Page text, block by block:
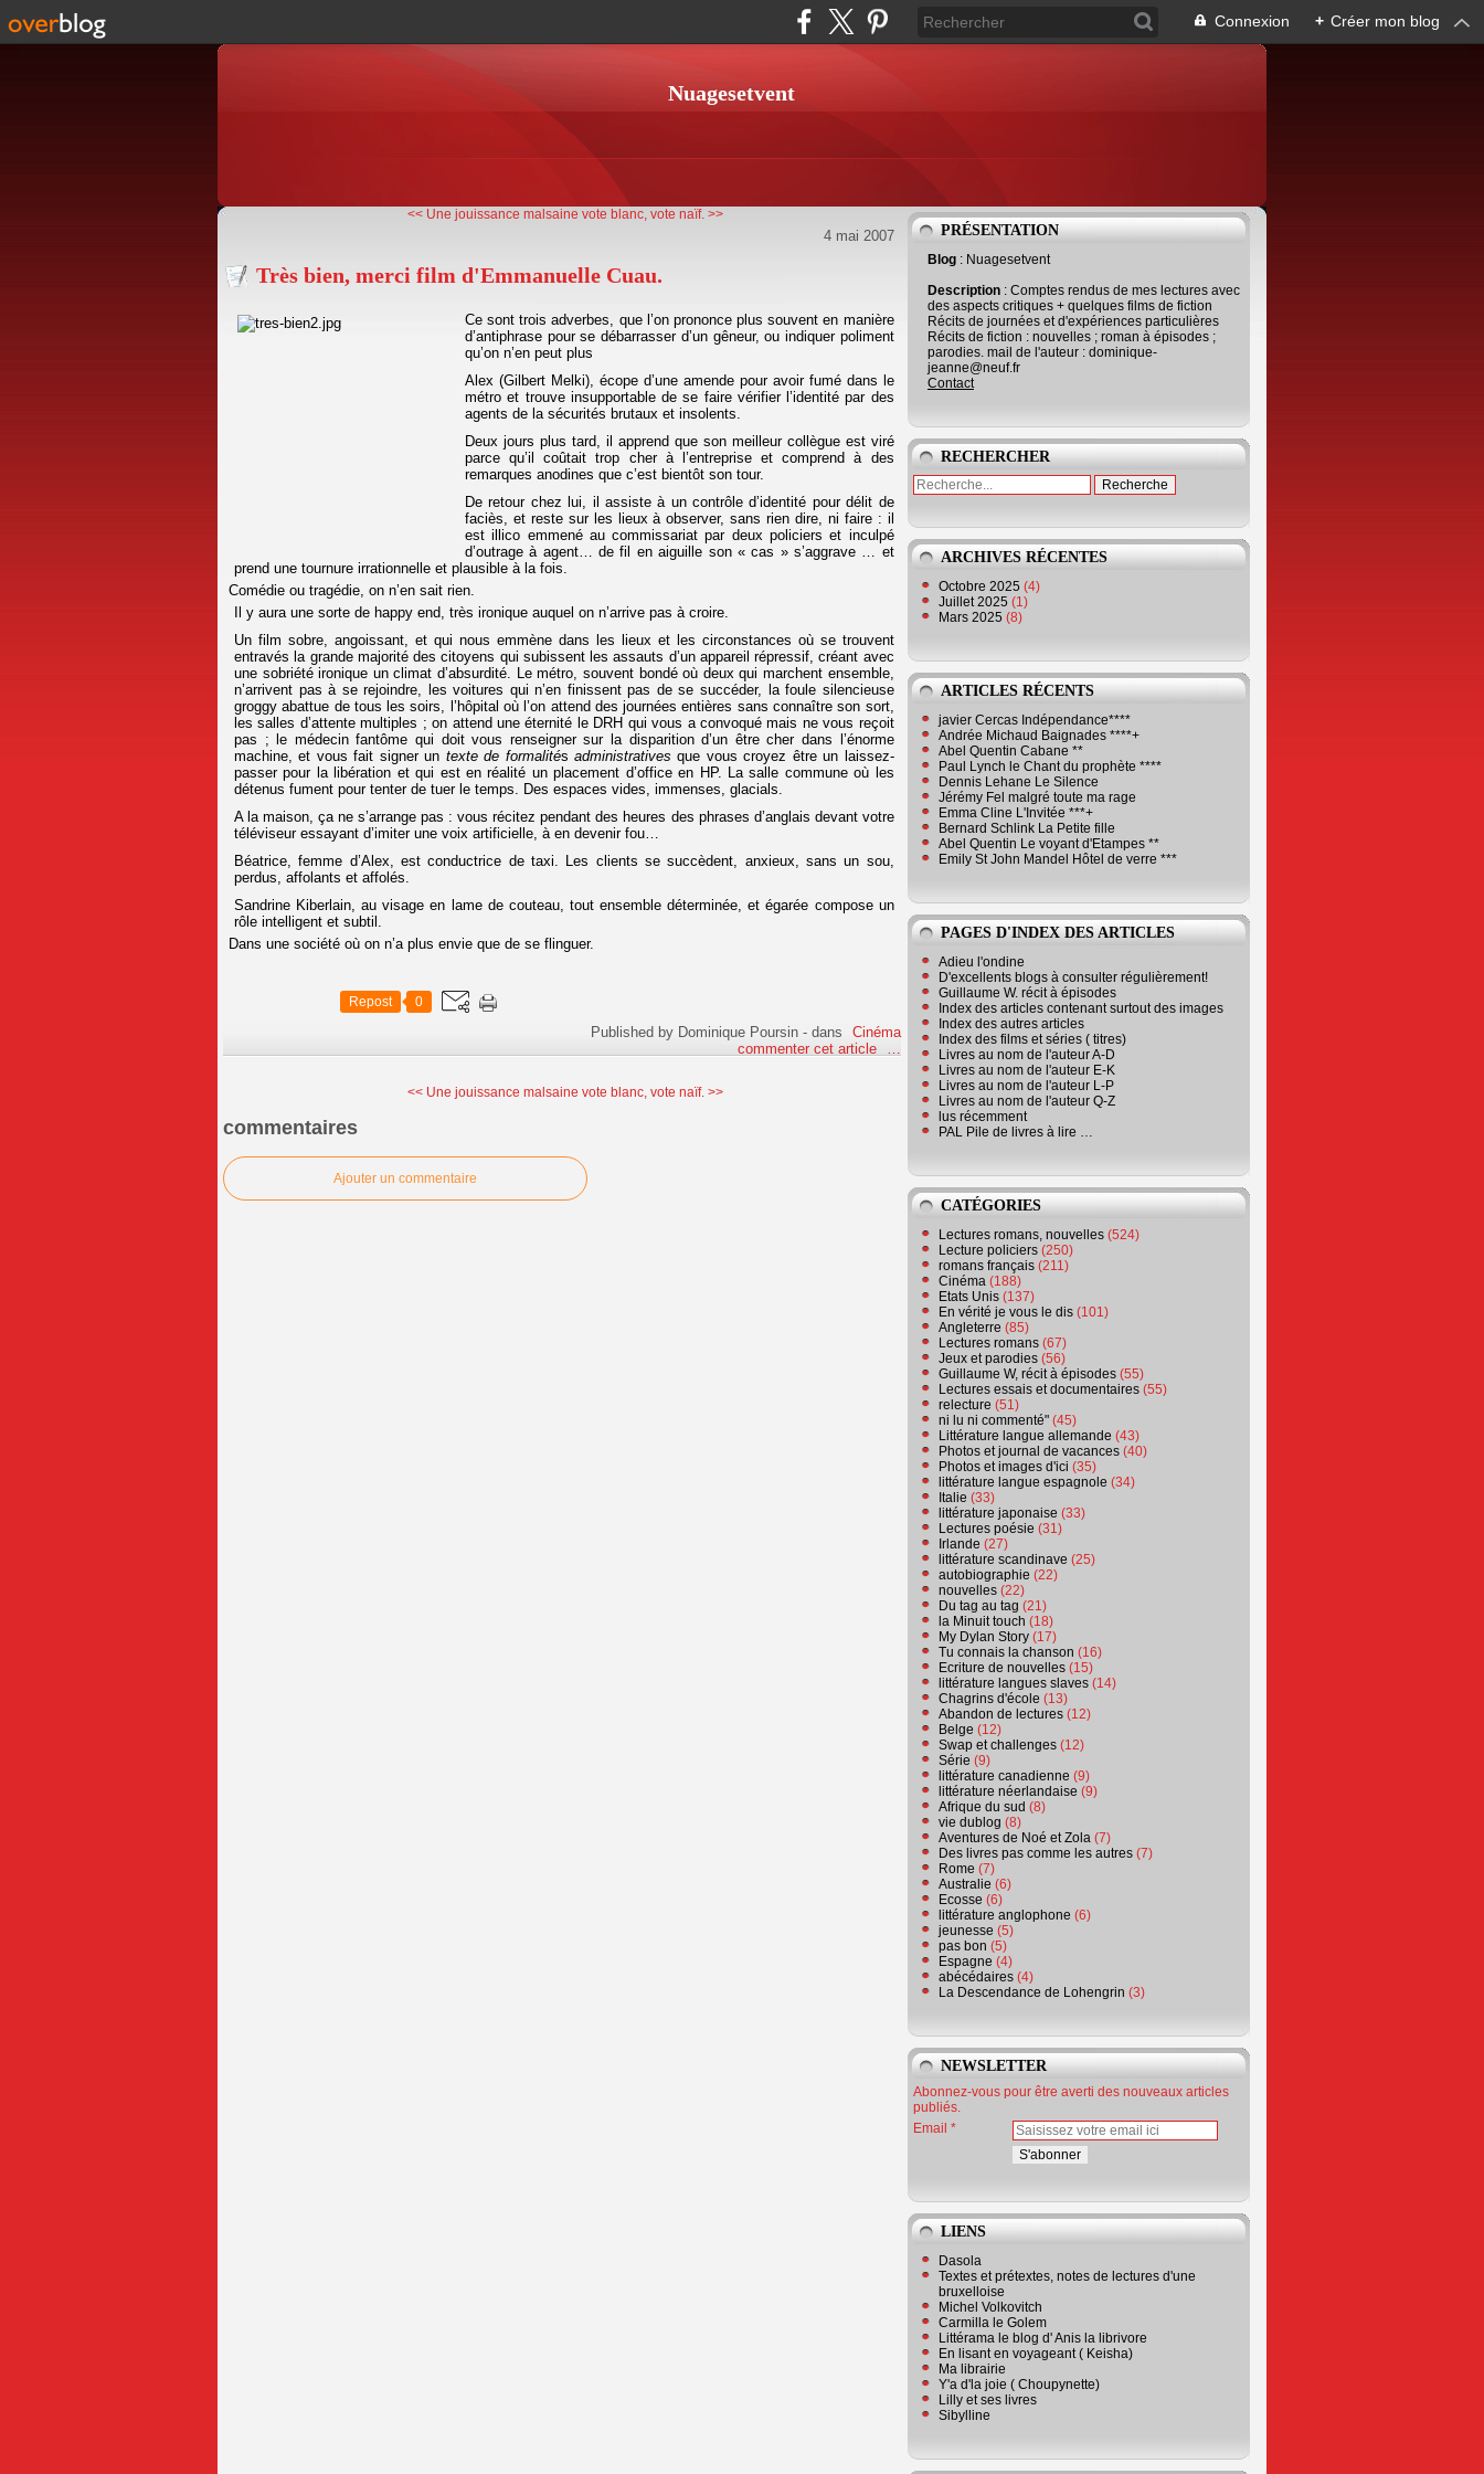
Connexion + Créer mon blog
Nuagesetvent
<< Une jouissance malsaine vote blanc, vote naïf. >>
4 mai 2007
Très bien, merci film d'Emmanuelle Cuau.
Ce sont trois adverbes, que l’on prononce plus souvent en manière
d’antiphrase pour se débarrasser d’un gêneur, ou indiquer poliment
qu’on n’en peut plus
Alex (Gilbert Melki), écope d’une amende pour avoir fumé dans le
métro et trouve insupportable de se faire vérifier l’identité par des
agents de la sécurités brutaux et insolents.
Deux jours plus tard, il apprend que son meilleur collègue est viré
parce qu’il coûtait trop cher à l’entreprise et comprend à des
remarques anodines que c’est bientôt son tour.
De retour chez lui, il assiste à un contrôle d’identité pour délit de
faciès, et reste sur les lieux à observer, sans rien dire, ni faire : il
est illico emmené au commissariat par deux policiers et inculpé
d’outrage à agent… de fil en aiguille son « cas » s’aggrave … et
prend une tournure irrationnelle et plausible à la fois.
Comédie ou tragédie, on n’en sait rien.
Il y aura une sorte de happy end, très ironique auquel on n’arrive pas à croire.
Un film sobre, angoissant, et qui nous emmène dans les lieux et les circonstances où se trouvent
entravés la grande majorité des citoyens qui subissent les assauts d’un appareil répressif, créant avec
une sobriété ironique un climat d’absurdité. Le métro, souvent bondé où deux qui marchent ensemble,
n’arrivent pas à se rejoindre, les voitures qui n’en finissent pas de se succéder, la foule silencieuse
groggy abattue de tous les soirs, l’hôpital où l’on attend des journées entières sans connaître son sort,
les salles d’attente multiples ; on attend une éternité le DRH qui vous a convoqué mais ne vous reçoit
pas ; le médecin fantôme qui doit vous renseigner sur la disparition d’un être cher dans l’énorme
machine, et vous fait signer un texte de formalitésadministratives que vous croyez être un laissez-
passer pour la libération et qui est en réalité un placement d’office en HP. La salle commune où les
détenus fument pour tenter de tuer le temps. Des espaces vides, immenses, glacials.
A la maison, ça ne s’arrange pas : vous récitez pendant des heures des phrases d’anglais devant votre
téléviseur essayant d’imiter une voix artificielle, à en devenir fou…
Béatrice, femme d’Alex, est conductrice de taxi. Les clients se succèdent, anxieux, sans un sou,
perdus, affolants et affolés.
Sandrine Kiberlain, au visage en lame de couteau, tout ensemble déterminée, et égarée compose un
rôle intelligent et subtil.
Dans une société où on n’a plus envie que de se flinguer.
Repost 0
Published by Dominique Poursin -dans
Cinéma
commenter cet article
…
<< Une jouissance malsaine vote blanc, vote naïf. >>
commentaires
Ajouter un commentaire
PRÉSENTATION
Blog : Nuagesetvent
Description : Comptes rendus de mes lectures avec
des aspects critiques + quelques films de fiction
Récits de journées et d'expériences particulières
Récits de fiction : nouvelles ; roman à épisodes ;
parodies. mail de l'auteur : dominique-
jeanne@neuf.fr
Contact
RECHERCHER
ARCHIVES RÉCENTES
Octobre 2025 (4)
Juillet 2025 (1)
Mars 2025 (8)
ARTICLES RÉCENTS
javier Cercas Indépendance****
Andrée Michaud Baignades ****+
Abel Quentin Cabane **
Paul Lynch le Chant du prophète ****
Dennis Lehane Le Silence
Jérémy Fel malgré toute ma rage
Emma Cline L'Invitée ***+
Bernard Schlink La Petite fille
Abel Quentin Le voyant d'Etampes **
Emily St John Mandel Hôtel de verre ***
PAGES D'INDEX DES ARTICLES
Adieu l'ondine
D'excellents blogs à consulter régulièrement!
Guillaume W. récit à épisodes
Index des articles contenant surtout des images
Index des autres articles
Index des films et séries ( titres)
Livres au nom de l'auteur A-D
Livres au nom de l'auteur E-K
Livres au nom de l'auteur L-P
Livres au nom de l'auteur Q-Z
lus récemment
PAL Pile de livres à lire …
CATÉGORIES
Lectures romans, nouvelles (524)
Lecture policiers (250)
romans français (211)
Cinéma (188)
Etats Unis (137)
En vérité je vous le dis (101)
Angleterre (85)
Lectures romans (67)
Jeux et parodies (56)
Guillaume W, récit à épisodes (55)
Lectures essais et documentaires (55)
relecture (51)
ni lu ni commenté" (45)
Littérature langue allemande (43)
Photos et journal de vacances (40)
Photos et images d'ici (35)
littérature langue espagnole (34)
Italie (33)
littérature japonaise (33)
Lectures poésie (31)
Irlande (27)
littérature scandinave (25)
autobiographie (22)
nouvelles (22)
Du tag au tag (21)
la Minuit touch (18)
My Dylan Story (17)
Tu connais la chanson (16)
Ecriture de nouvelles (15)
littérature langues slaves (14)
Chagrins d'école (13)
Abandon de lectures (12)
Belge (12)
Swap et challenges (12)
Série (9)
littérature canadienne (9)
littérature néerlandaise (9)
Afrique du sud (8)
vie dublog (8)
Aventures de Noé et Zola (7)
Des livres pas comme les autres (7)
Rome (7)
Australie (6)
Ecosse (6)
littérature anglophone (6)
jeunesse (5)
pas bon (5)
Espagne (4)
abécédaires (4)
La Descendance de Lohengrin (3)
NEWSLETTER
Abonnez-vous pour être averti des nouveaux articles
publiés.
Email
LIENS
Dasola
Textes et prétextes, notes de lectures d'une
bruxelloise
Michel Volkovitch
Carmilla le Golem
Littérama le blog d' Anis la librivore
En lisant en voyageant ( Keisha)
Ma librairie
Y'a d'la joie ( Choupynette)
Lilly et ses livres
Sibylline